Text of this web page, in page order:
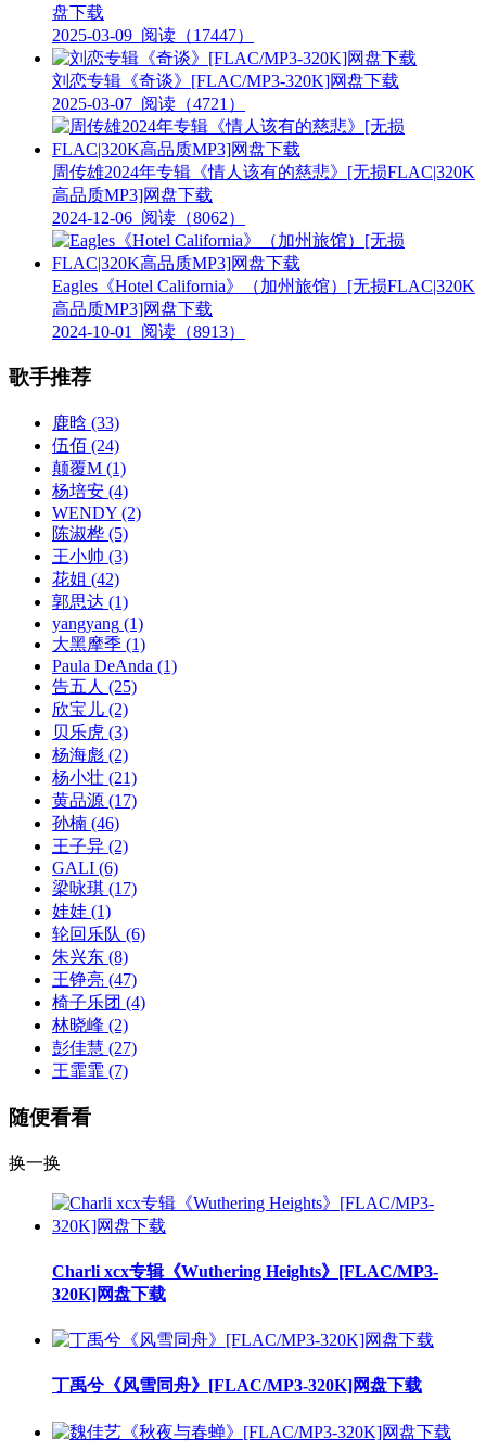
盘下载
2025-03-09 阅读（17447）
刘恋专辑《奇谈》[FLAC/MP3-320K]网盘下载
2025-03-07 阅读（4721）
周传雄2024年专辑《情人该有的慈悲》[无损FLAC|320K
高品质MP3]网盘下载
2024-12-06 阅读（8062）
Eagles《Hotel California》（加州旅馆）[无损FLAC|320K
高品质MP3]网盘下载
2024-10-01
阅读（8913）
歌手推荐
鹿晗 (33)
伍佰 (24)
颠覆M (1)
杨培安 (4)
WENDY (2)
陈淑桦 (5)
王小帅 (3)
花姐 (42)
郭思达 (1)
yangyang (1)
大黑摩季 (1)
Paula DeAnda (1)
告五人 (25)
欣宝儿 (2)
贝乐虎 (3)
杨海彪 (2)
杨小壮 (21)
黄品源 (17)
孙楠 (46)
王子异 (2)
GALI (6)
梁咏琪 (17)
娃娃 (1)
轮回乐队 (6)
朱兴东 (8)
王铮亮 (47)
椅子乐团 (4)
林晓峰 (2)
彭佳慧 (27)
王霏霏 (7)
随便看看
换一换
Charli xcx专辑《Wuthering Heights》[FLAC/MP3-
320K]网盘下载
丁禹兮《风雪同舟》[FLAC/MP3-320K]网盘下载